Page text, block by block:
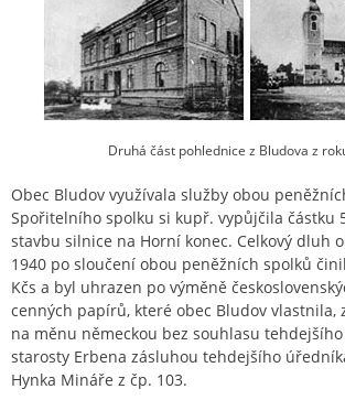
Druhá část pohlednice z Bludova z
Obec Bludov využívala služby obou
Spořitelního spolku si kupř. vypůjčila částku
stavbu silnice na Horní konec. Celkový dluh
1940 po sloučení obou peněžních spolků
Kčs a byl uhrazen po výměně
cenných papírů, které obec Bludov vlastnila,
na měnu německou bez souhlasu
starosty Erbena zásluhou tehdejšího
Hynka Mináře z čp. 103.